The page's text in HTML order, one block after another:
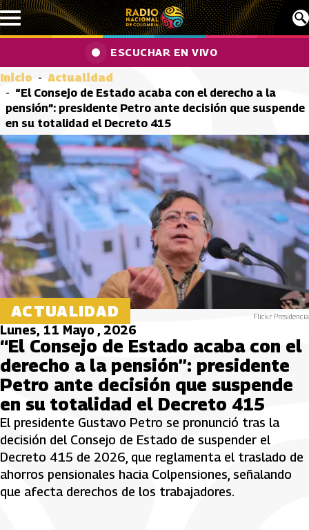
Pasar al contenido principal
ESCUCHAR EN VIVO
Inicio
Actualidad
“El Consejo de Estado acaba con el derecho a la
pensión”: presidente Petro ante decisión que suspende
en su totalidad el Decreto 415
ACTUALIDAD Flickr Presidencia
Lunes, 11 Mayo , 2026
“El Consejo de Estado acaba con el
derecho a la pensión”: presidente
Petro ante decisión que suspende
en su totalidad el Decreto 415
El presidente Gustavo Petro se pronunció tras la
decisión del Consejo de Estado de suspender el
Decreto 415 de 2026, que reglamenta el traslado de
ahorros pensionales hacia Colpensiones, señalando
que afecta derechos de los trabajadores.